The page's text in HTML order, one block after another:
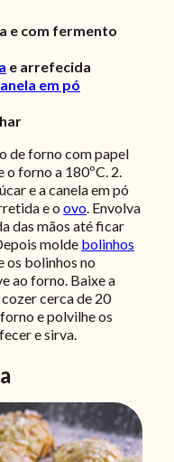
e com fermento
e arrefecida
em pó
de forno com papel
o forno a 180ºC. 2.
e a canela em pó
e o ovo. Envolva
das mãos até ficar
molde bolinhos
os bolinhos no
ao forno. Baixe a
cerca de 20
e polvilhe os
e sirva.